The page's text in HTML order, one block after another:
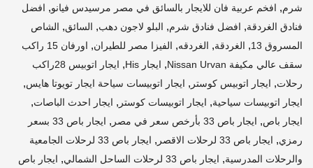
شرم, افخم عربية فان للايجار بالسائق في مصر مرسيدس فيانو, افضل
فنادق الغردقة, افضل فنادق شرم, البلو لاجون دهب, السائق, الشاص
المسروق 13
, الغردقة, الغردقه, الفيزا مصر للطيران,
اورفان 15 راكب
سقف عالي مكيفة Nissan Urvan
, ايجار His ,
ايجار اتوبيس 28راكب
رحلات, ايجار اتوبيس كوستر , ايجار اتوبيسات سياحة ايجار تويوتا هايس,
ايجار اتوبيسات سياحية, ايجار اتوبيسات كوستر , ايجار احدث الباصات,
ايجار باص, ايجار باص 33 بأرخص سعر في مصر ,
ايجار باص 33 بسعر
رمزي, ايجار باص 33 لرحلات الاقصر ,
ايجار باص 33 لرحلات الجامعية
والرحلات المدرسية, ايجار باص 33 لرحلات الساحل الشمالي , ايجار باص